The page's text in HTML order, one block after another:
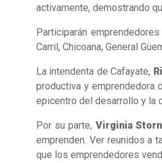
activamente, demostrando
Participarán
Carril, Chicoana, General
La intendenta de Cafayate,
productiva y emprendedora
epicentro del desarrollo y la
Por su parte, Virginia
emprenden. Ver reunidos a
que los emprendedores